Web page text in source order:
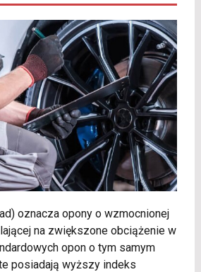
oznacza opony o wzmocnionej
na zwiększone obciążenie w
opon o tym samym
posiadają wyższy indeks